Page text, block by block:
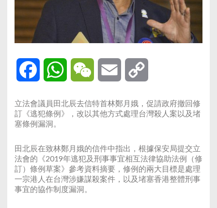
Facebook WhatsAppWeChat Email
立法會議員田北辰去信特首林鄭月娥，促請政府撤回修
訂《逃犯條例》，改以其他方式處理台灣殺人案以及堵
塞條例漏洞。
田北辰在致林鄭月娥的信件中指出，根據保安局提交立
法會的《2019年逃犯及刑事事宜相互法律協助法例（修
訂）條例草案》參考資料摘要，修例的兩大目標是處理
一宗港人在台灣涉嫌謀殺案件，以及堵塞香港整體刑事
事宜的協作制度漏洞。